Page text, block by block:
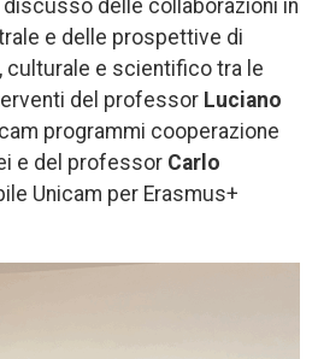
discusso delle collaborazioni in
e delle prospettive di
culturale e scientifico tra le
del professor Luciano
programmi cooperazione
e del professor Carlo
Unicam per Erasmus+